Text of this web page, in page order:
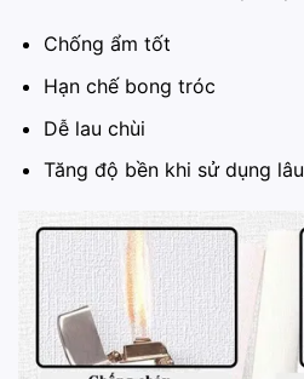
Chống ẩm tốt
Hạn chế bong tróc
Dễ lau chùi
Tăng độ bền khi sử dụng